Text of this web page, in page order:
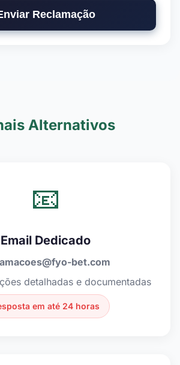
Reclamação
Alternativos
📧
Email Dedicado
bet.com
detalhadas e documentadas
em até 24 horas